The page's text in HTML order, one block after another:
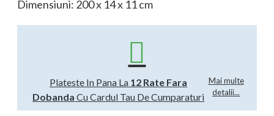
Dimensiuni: 200 x 14 x 11 cm
Plateste In Pana La 12 Rate Fara
Dobanda Cu Cardul Tau De Cumparaturi
Mai multe
detalii...